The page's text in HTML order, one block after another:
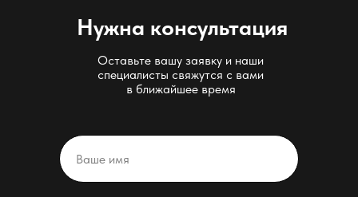
Нужна консультация
Оставьте вашу заявку и наши
специалисты свяжутся с вами
в ближайшее время